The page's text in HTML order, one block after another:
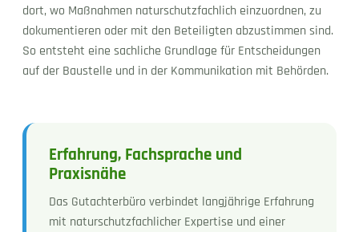
dort, wo Maßnahmen naturschutzfachlich einzuordnen, zu
dokumentieren oder mit den Beteiligten abzustimmen sind.
So entsteht eine sachliche Grundlage für Entscheidungen
auf der Baustelle und in der Kommunikation mit Behörden.
Erfahrung, Fachsprache und
Praxisnähe
Das Gutachterbüro verbindet langjährige Erfahrung
mit naturschutzfachlicher Expertise und einer